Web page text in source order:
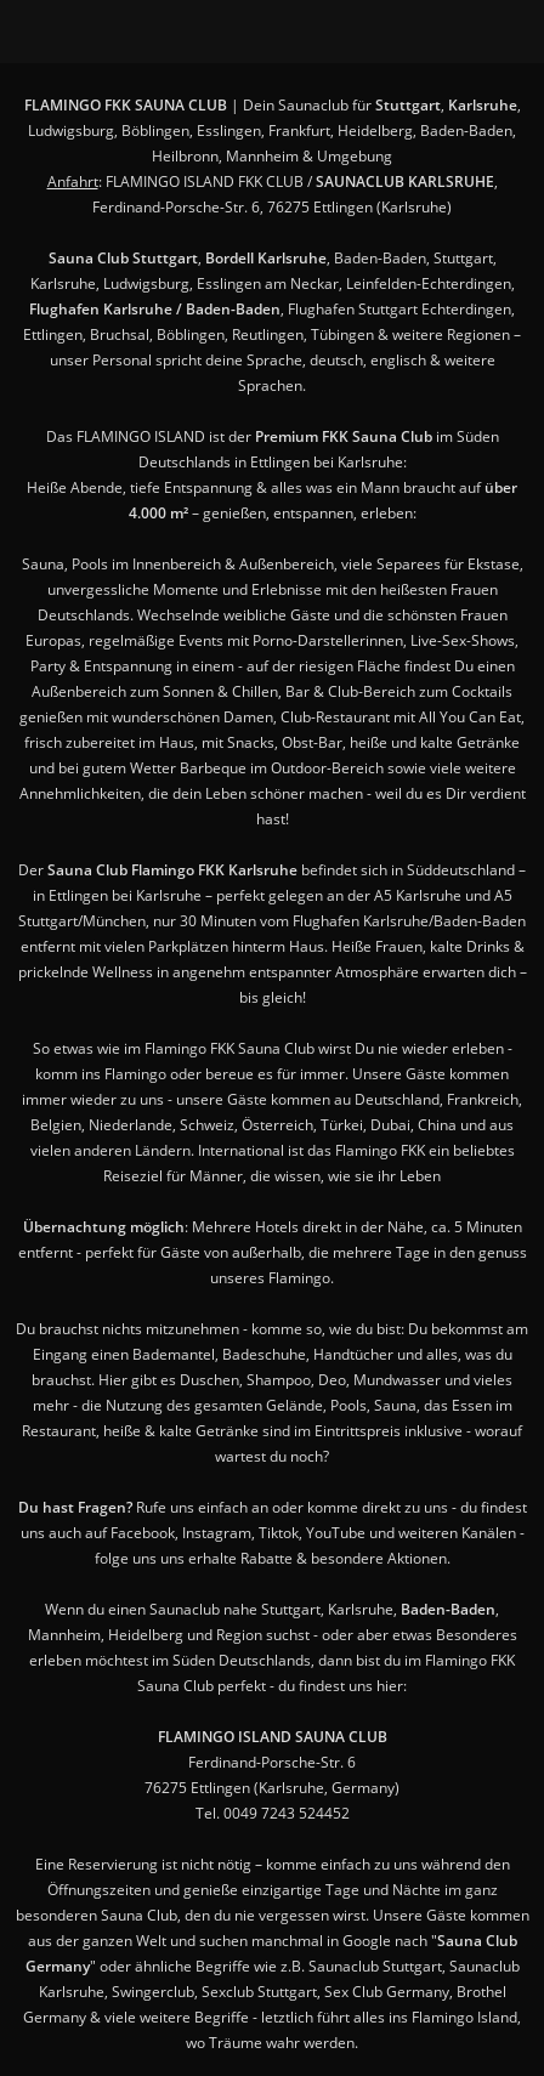
FLAMINGO FKK SAUNA CLUB| Dein Saunaclub fürStuttgart, Karlsruhe,
Ludwigsburg, Böblingen, Esslingen, Frankfurt, Heidelberg, Baden-Baden,
Heilbronn, Mannheim & Umgebung
Anfahrt: FLAMINGO ISLAND FKK CLUB /SAUNACLUB KARLSRUHE,
Ferdinand-Porsche-Str. 6, 76275 Ettlingen (Karlsruhe)
Sauna Club Stuttgart, Bordell Karlsruhe, Baden-Baden, Stuttgart,
Karlsruhe, Ludwigsburg, Esslingen am Neckar, Leinfelden-Echterdingen,
Flughafen Karlsruhe / Baden-Baden, Flughafen Stuttgart Echterdingen,
Ettlingen, Bruchsal, Böblingen, Reutlingen, Tübingen & weitere Regionen –
unser Personal spricht deine Sprache, deutsch, englisch & weitere
Sprachen.
Das FLAMINGO ISLAND ist der Premium FKK Sauna Clubim Süden
Deutschlands in Ettlingen bei Karlsruhe:
Heiße Abende, tiefe Entspannung & alles was ein Mann braucht aufüber
4.000 m²– genießen, entspannen, erleben:
Sauna, Pools im Innenbereich & Außenbereich, viele Separees für Ekstase,
unvergessliche Momente und Erlebnisse mit den heißesten Frauen
Deutschlands. Wechselnde weibliche Gäste und die schönsten Frauen
Europas, regelmäßige Events mit Porno-Darstellerinnen, Live-Sex-Shows,
Party & Entspannung in einem - auf der riesigen Fläche findest Du einen
Außenbereich zum Sonnen & Chillen, Bar & Club-Bereich zum Cocktails
genießen mit wunderschönen Damen, Club-Restaurant mit All You Can Eat,
frisch zubereitet im Haus, mit Snacks, Obst-Bar, heiße und kalte Getränke
und bei gutem Wetter Barbeque im Outdoor-Bereich sowie viele weitere
Annehmlichkeiten, die dein Leben schöner machen - weil du es Dir verdient
hast!
DerSauna Club Flamingo FKK Karlsruhe befindet sich in Süddeutschland –
in Ettlingen bei Karlsruhe – perfekt gelegen an der A5 Karlsruhe und A5
Stuttgart/München, nur 30 Minuten vom Flughafen Karlsruhe/Baden-Baden
entfernt mit vielen Parkplätzen hinterm Haus. Heiße Frauen, kalte Drinks &
prickelnde Wellness in angenehm entspannter Atmosphäre erwarten dich –
bis gleich!
So etwas wie im Flamingo FKK Sauna Club wirst Du nie wieder erleben -
komm ins Flamingo oder bereue es für immer. Unsere Gäste kommen
immer wieder zu uns - unsere Gäste kommen au Deutschland, Frankreich,
Belgien, Niederlande, Schweiz, Österreich, Türkei, Dubai, China und aus
vielen anderen Ländern. International ist das Flamingo FKK ein beliebtes
Reiseziel für Männer, die wissen, wie sie ihr Leben
Übernachtung möglich: Mehrere Hotels direkt in der Nähe, ca. 5 Minuten
entfernt - perfekt für Gäste von außerhalb, die mehrere Tage in den genuss
unseres Flamingo.
Du brauchst nichts mitzunehmen - komme so, wie du bist: Du bekommst am
Eingang einen Bademantel, Badeschuhe, Handtücher und alles, was du
brauchst. Hier gibt es Duschen, Shampoo, Deo, Mundwasser und vieles
mehr - die Nutzung des gesamten Gelände, Pools, Sauna, das Essen im
Restaurant, heiße & kalte Getränke sind im Eintrittspreis inklusive - worauf
wartest du noch?
Du hast Fragen?Rufe uns einfach an oder komme direkt zu uns - du findest
uns auch auf Facebook, Instagram, Tiktok, YouTube und weiteren Kanälen -
folge uns uns erhalte Rabatte & besondere Aktionen.
Wenn du einen Saunaclub nahe Stuttgart, Karlsruhe, Baden-Baden,
Mannheim, Heidelberg und Region suchst - oder aber etwas Besonderes
erleben möchtest im Süden Deutschlands, dann bist du im Flamingo FKK
Sauna Club perfekt - du findest uns hier:
FLAMINGO ISLAND SAUNA CLUB
Ferdinand-Porsche-Str. 6
76275 Ettlingen (Karlsruhe, Germany)
Tel. 0049 7243 524452
Eine Reservierung ist nicht nötig – komme einfach zu uns während den
Öffnungszeiten und genieße einzigartige Tage und Nächte im ganz
besonderen Sauna Club, den du nie vergessen wirst. Unsere Gäste kommen
aus der ganzen Welt und suchen manchmal in Google nach "Sauna Club
Germany" oder ähnliche Begriffe wie z.B. Saunaclub Stuttgart, Saunaclub
Karlsruhe, Swingerclub, Sexclub Stuttgart, Sex Club Germany, Brothel
Germany & viele weitere Begriffe - letztlich führt alles ins Flamingo Island,
wo Träume wahr werden.